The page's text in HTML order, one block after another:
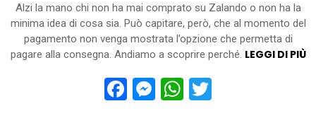
Alzi la mano chi non ha mai comprato su Zalando o non ha la
minima idea di cosa sia. Può capitare, però, che al momento del
pagamento non venga mostrata l’opzione che permetta di
pagare alla consegna. Andiamo a scoprire perché. LEGGI DI PIÙ
Facebook
Messenger
WhatsApp